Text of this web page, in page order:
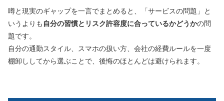
噂と現実のギャップを一言でまとめると、「サービスの問題」と
いうよりも 自分の習慣とリスク許容度に合っているかどうかの問
題です。
自分の通勤スタイル、スマホの扱い方、会社の経費ルールを一度
棚卸ししてから選ぶことで、後悔のほとんどは避けられます。